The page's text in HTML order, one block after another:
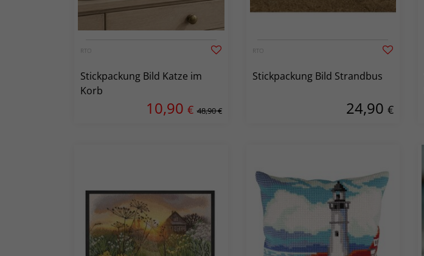
RTO
Stickpackung Bild Katze im
Korb
10,90 € 48,90 €
RTO
Stickpackung Bild Strandbus
24,90 €